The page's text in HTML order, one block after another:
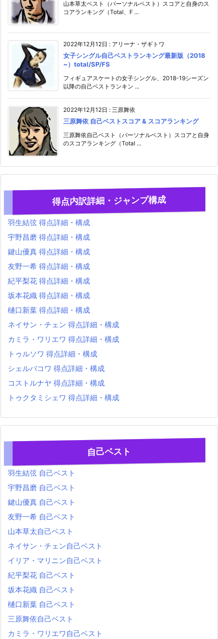
山本草太ベスト（パーソナルベスト）スコアと自身のス
コアランキング（Total、F ...
2022年12月12日 : アリーナ・ザギトワ
女子シングル自己ベストランキング最新版（2018
~）total/SP/FS
フィギュアスケートの女子シングル、2018-19シーズン
以降の自己ベストランキン ...
2022年12月12日 : 三原舞依
三原舞依 自己ベストスコア & スコアランキング
三原舞依自己ベスト（パーソナルベスト）スコアと自身
のスコアランキング（Total ...
得点内訳詳細・ジャンプ構成
羽生結弦 得点詳細・構成
宇野昌磨 得点詳細・構成
鍵山優真 得点詳細・構成
友野一希 得点詳細・構成
紀平梨花 得点詳細・構成
坂本花織 得点詳細・構成
樋口新葉 得点詳細・構成
ネイサン・チェン 得点詳細・構成
カミラ・ワリエワ 得点詳細・構成
トゥルソワ 得点詳細・構成
シェルバコワ 得点詳細・構成
コストルナヤ 得点詳細・構成
トゥクタミシェワ 得点詳細・構成
自己ベスト
羽生結弦 自己ベスト
宇野昌磨 自己ベスト
鍵山優真 自己ベスト
友野一希 自己ベスト
山本草太自己ベスト
ネイサン・チェン自己ベスト
イリア・マリニン自己ベスト
紀平梨花 自己ベスト
坂本花織 自己ベスト
樋口新葉 自己ベスト
三原舞依自己ベスト
カミラ・ワリエワ自己ベスト